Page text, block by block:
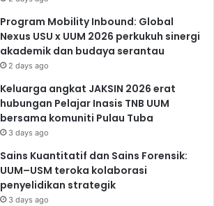
Program Mobility Inbound: Global
Nexus USU x UUM 2026 perkukuh sinergi
akademik dan budaya serantau
2 days ago
Keluarga angkat JAKSIN 2026 erat
hubungan Pelajar Inasis TNB UUM
bersama komuniti Pulau Tuba
3 days ago
Sains Kuantitatif dan Sains Forensik:
UUM–USM teroka kolaborasi
penyelidikan strategik
3 days ago